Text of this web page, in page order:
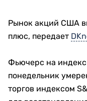
Рынок акций США
плюс, передает
Фьючерс на
понедельник
торгов индексом